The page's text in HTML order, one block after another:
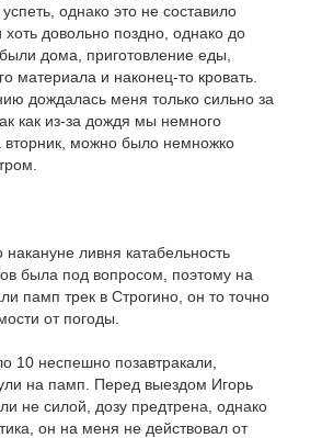
однако это не составило
довольно поздно, однако до
дома, приготовление еды,
материала и наконец-то кровать.
дождалась меня только сильно за
как из-за дождя мы немного
вторник, можно было немножко
ливня катабельность
была под вопросом, поэтому на
памп трек в Строгино, он то точно
от погоды.
10 неспешно позавтракали,
на памп. Перед выездом Игорь
не силой, дозу предтрена, однако
он на меня не действовал от